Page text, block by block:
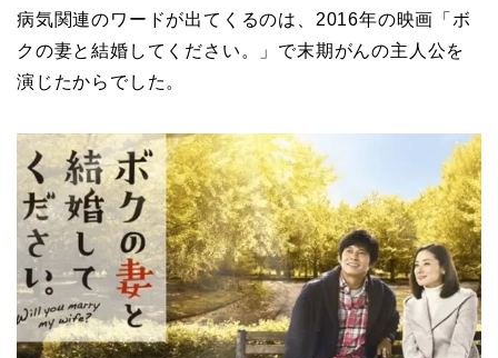
病気関連のワードが出てくるのは、2016年の映画「ボ
クの妻と結婚してください。」で末期がんの主人公を
演じたからでした。